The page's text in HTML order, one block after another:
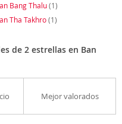
Bang Thalu(1)
Tha Takhro(1)
de 2 estrellas en Ban
Mejor valorados